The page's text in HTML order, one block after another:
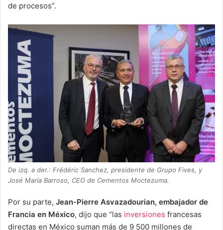
de procesos”.
De izq. a der.: Frédéric Sanchez, presidente de Grupo Fives, y
José María Barroso, CEO de Cementos Moctezuma.
Por su parte, Jean-Pierre Asvazadourian, embajador de
Francia en México, dijo que “las inversiones francesas
directas en México suman más de 9 500 millones de